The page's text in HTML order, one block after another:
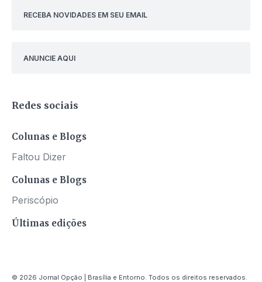
RECEBA NOVIDADES EM SEU EMAIL
ANUNCIE AQUI
Redes sociais
Colunas e Blogs
Faltou Dizer
Colunas e Blogs
Periscópio
Últimas edições
© 2026 Jornal Opção | Brasília e Entorno. Todos os direitos reservados.